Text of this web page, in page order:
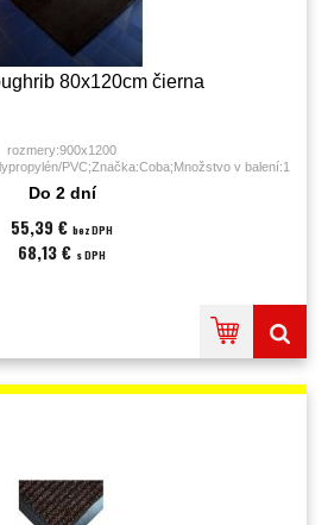
80x120cm čierna
rozmery:900x1200
PVC;Značka:Coba;Množstvo v balení:1
Do 2 dní
55,39 € bez DPH
68,13 € s DPH